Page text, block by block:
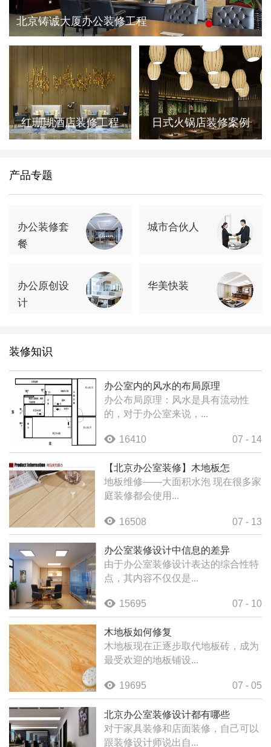
北京铸诚大厦办公装修工程
红珊瑚酒店装修工程 日式火锅店装修案例
产品专题
办公装修套
餐
城市合伙人
办公原创设
计
华美快装
装修知识
办公室内的风水的布局原理
办公布局原理：风水是具有流动性
的，对于办公室来说，...
16410 07 - 14
【北京办公室装修】木地板怎
地板维修——大面积水泡 现在很多家
庭装修都会使用...
16508 07 - 13
办公室装修设计中信息的差异
由于办公室装修设计表达的综合性特
点，其内容不仅仅是...
15695 07 - 10
木地板如何修复
木地板现在正逐步取代地板砖，成为
最受欢迎的地板铺设...
19695 07 - 05
北京办公室装修设计都有哪些
对于家具装修和店面装修，自己可以
跟装修设计师说出自...